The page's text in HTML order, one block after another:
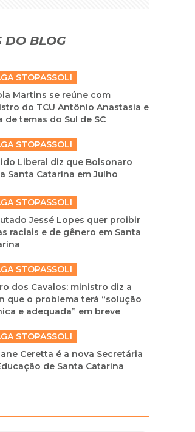
DO BLOG
STOPASSOLI
Martins se reúne com
do TCU Antônio Anastasia e
de temas do Sul de SC
STOPASSOLI
Liberal diz que Bolsonaro
Santa Catarina em Julho
STOPASSOLI
Jessé Lopes quer proibir
raciais e de gênero em Santa
STOPASSOLI
dos Cavalos: ministro diz a
que o problema terá “solução
e adequada” em breve
STOPASSOLI
Ceretta é a nova Secretária
de Santa Catarina